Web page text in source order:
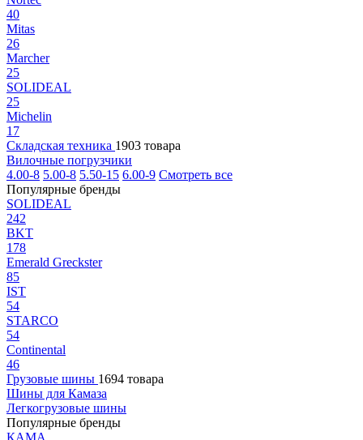
40
Mitas
26
Marcher
25
SOLIDEAL
25
Michelin
17
Складская техника 1903 товара
Вилочные погрузчики
4.00-8 5.00-8 5.50-15 6.00-9 Смотреть все
Популярные бренды
SOLIDEAL
242
BKT
178
Emerald Greckster
85
IST
54
STARCO
54
Continental
46
Грузовые шины 1694 товара
Шины для Камаза
Легкогрузовые шины
Популярные бренды
КАМА